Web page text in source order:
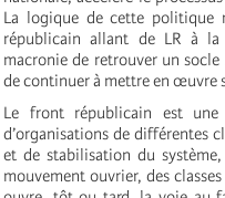
La logique de cette politique
républicain allant de LR à
macronie de retrouver un
de continuer à mettre en œuvre
Le front républicain est une
d’organisations de différentes
et de stabilisation du
mouvement ouvrier, des